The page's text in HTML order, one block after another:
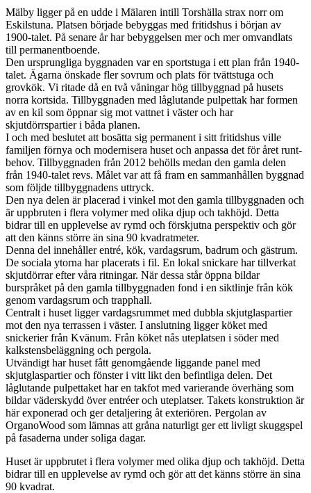
Mälby ligger på en udde i Mälaren intill Torshälla strax norr om
Eskilstuna. Platsen började bebyggas med fritidshus i början av
1900-talet. På senare år har bebyggelsen mer och mer omvandlats
till permanentboende.
Den ursprungliga byggnaden var en sportstuga i ett plan från 1940-
talet. Ägarna önskade fler sovrum och plats för tvättstuga och
grovkök. Vi ritade då en två våningar hög tillbyggnad på husets
norra kortsida. Tillbyggnaden med låglutande pulpettak har formen
av en kil som öppnar sig mot vattnet i väster och har
skjutdörrspartier i båda planen.
I och med beslutet att bosätta sig permanent i sitt fritidshus ville
familjen förnya och modernisera huset och anpassa det för året runt-
behov. Tillbyggnaden från 2012 behölls medan den gamla delen
från 1940-talet revs. Målet var att få fram en sammanhållen byggnad
som följde tillbyggnadens uttryck.
Den nya delen är placerad i vinkel mot den gamla tillbyggnaden och
är uppbruten i flera volymer med olika djup och takhöjd. Detta
bidrar till en upplevelse av rymd och förskjutna perspektiv och gör
att den känns större än sina 90 kvadratmeter.
Denna del innehåller entré, kök, vardagsrum, badrum och gästrum.
De sociala ytorna har placerats i fil. En lokal snickare har tillverkat
skjutdörrar efter våra ritningar. När dessa står öppna bildar
burspråket på den gamla tillbyggnaden fond i en siktlinje från kök
genom vardagsrum och trapphall.
Centralt i huset ligger vardagsrummet med dubbla skjutglaspartier
mot den nya terrassen i väster. I anslutning ligger köket med
snickerier från Kvänum. Från köket nås uteplatsen i söder med
kalkstensbeläggning och pergola.
Utvändigt har huset fått genomgående liggande panel med
skjutglaspartier och fönster i vitt likt den befintliga delen. Det
låglutande pulpettaket har en takfot med varierande överhäng som
bildar väderskydd över entréer och uteplatser. Takets konstruktion är
här exponerad och ger detaljering åt exteriören. Pergolan av
OrganoWood som lämnas att gråna naturligt ger ett livligt skuggspel
på fasaderna under soliga dagar.
Huset är uppbrutet i flera volymer med olika djup och takhöjd. Detta
bidrar till en upplevelse av rymd och gör att det känns större än sina
90 kvadrat.